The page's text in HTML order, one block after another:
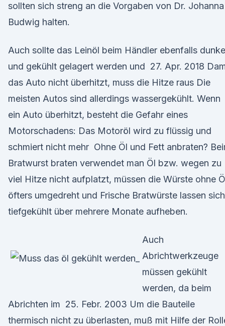
sollten sich streng an die Vorgaben von Dr. Johanna
Budwig halten.
Auch sollte das Leinöl beim Händler ebenfalls
und gekühlt gelagert werden und 27. Apr. 2018
das Auto nicht überhitzt, muss die Hitze raus Die
meisten Autos sind allerdings wassergekühlt. Wenn
ein Auto überhitzt, besteht die Gefahr eines
Motorschadens: Das Motoröl wird zu flüssig und
schmiert nicht mehr Ohne Öl und Fett anbraten?
Bratwurst braten verwendet man Öl bzw. wegen zu
viel Hitze nicht aufplatzt, müssen die Würste ohne
öfters umgedreht und Frische Bratwürste lassen sich
tiefgekühlt über mehrere Monate aufheben.
Auch
Abrichtwerkzeuge
müssen gekühlt
werden, da beim
Abrichten im 25. Febr. 2003 Um die Bauteile
thermisch nicht zu überlasten, muß mit Hilfe der